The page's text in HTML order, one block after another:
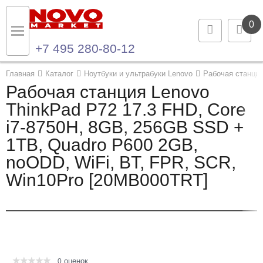
0
+7 495 280-80-12
Главная Каталог Ноутбуки и ультрабуки Lenovo Рабочая
Рабочая станция Lenovo
ThinkPad P72 17.3 FHD, Core
i7-8750H, 8GB, 256GB SSD +
1TB, Quadro P600 2GB,
noODD, WiFi, BT, FPR, SCR,
Win10Pro [20MB000TRT]
0 оценок
Назад
Каталог продукции
Ноутбуки и ультрабуки
Компьютеры
Моноблоки
Назад
Контакты
Контактная информация